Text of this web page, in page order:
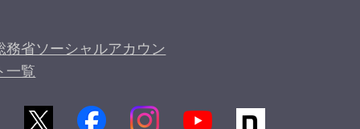
務省ソーシャルアカウン
一覧